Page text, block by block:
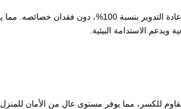
يعتبر الألمنيوم من المواد الصديقة للبيئة وهي مادة
ويدعم الاستدامة البيئية.
للكسر، مما يوفر مستوى عالٍ من الأمان للمنزل